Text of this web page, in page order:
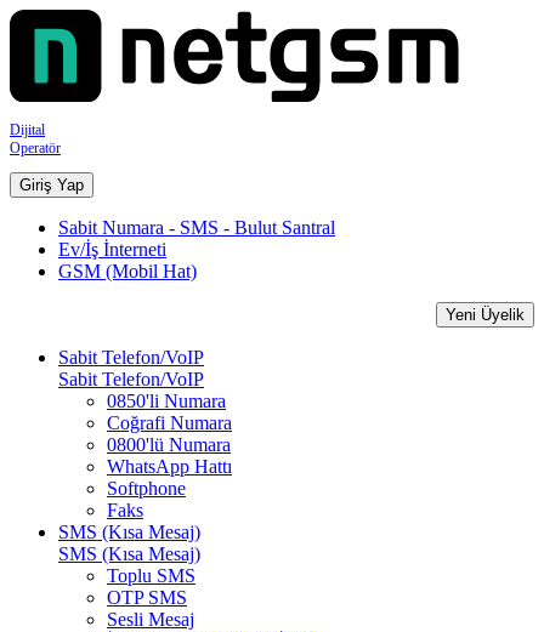
Dijital
Operatör
Giriş Yap
Sabit Numara - SMS - Bulut Santral
Ev/İş İnterneti
GSM (Mobil Hat)
Yeni Üyelik
Sabit Telefon/VoIP
Sabit Telefon/VoIP
0850'li Numara
Coğrafi Numara
0800'lü Numara
WhatsApp Hattı
Softphone
Faks
SMS (Kısa Mesaj)
SMS (Kısa Mesaj)
Toplu SMS
OTP SMS
Sesli Mesaj